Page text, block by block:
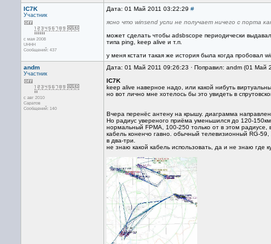
IC7K
Участник
с мая 2008
UHHH
Сообщений: 437
Дата: 01 Май 2011 03:22:29 #
ясно что winsend усли не получает ничего с порта
может сделать чтобы adsbscope периодически
типа ping, keep alive и т.п.
у меня кстати такая же история была когда пробовал
andm
Участник
с авг 2010
Саратов
Сообщений: 140
Дата: 01 Май 2011 09:26:23 · Поправил: andm (01 Май
IC7K
keep alive наверное надо, или какой нибуть
но вот лично мне хотелось бы это увидеть в
Вчера перенёс антену на крышу. диаграмма
Но радиус увереного приёма уменьшился до 120-
нормальный FPMA, 100-250 только от в этом
кабель коненчо гавно. обычный телевизионный RG-
в два-три.
не знаю какой кабель использовать, да и не знаю где